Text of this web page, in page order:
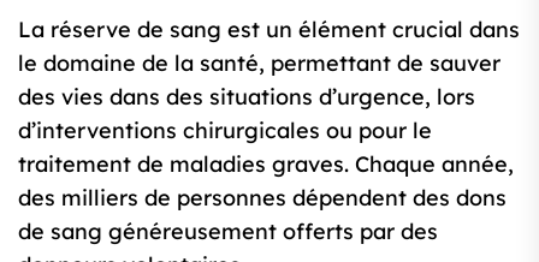
La réserve de sang est un élément crucial dans
le domaine de la santé, permettant de sauver
des vies dans des situations d’urgence, lors
d’interventions chirurgicales ou pour le
traitement de maladies graves. Chaque année,
des milliers de personnes dépendent des dons
de sang généreusement offerts par des